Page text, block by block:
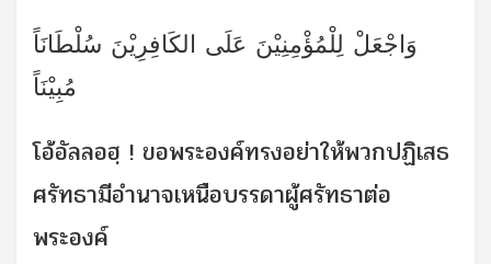
وَاجْعَلْ لِلْمُؤْمِنِيْنَ عَلَى الكَافِرِيْنَ سُلْطَانَاً
مُبِيْنَاً
โอ้อัลลอฮฺ ! ขอพระองค์ทรงอย่าให้พวกปฏิเสธ
ศรัทธามีอำนาจเหนือบรรดาผู้ศรัทธาต่อ
พระองค์